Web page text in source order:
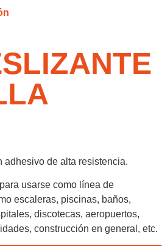
adhesivo de alta resistencia.
usarse como línea de
escaleras, piscinas, baños,
discotecas, aeropuertos,
construcción en general, etc.